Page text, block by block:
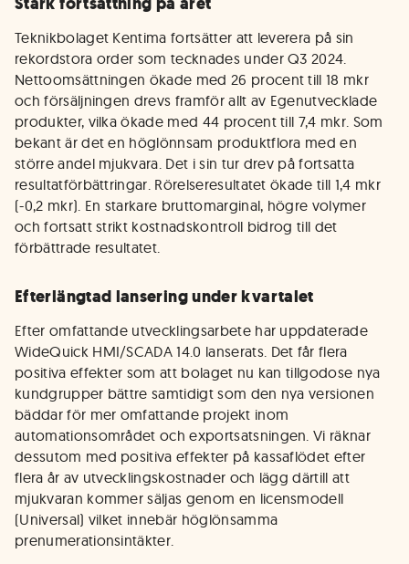
Teknikbolaget Kentima fortsätter att leverera på sin
rekordstora order som tecknades under Q3 2024.
Nettoomsättningen ökade med 26 procent till 18 mkr
och försäljningen drevs framför allt av Egenutvecklade
produkter, vilka ökade med 44 procent till 7,4 mkr. Som
bekant är det en höglönnsam produktflora med en
större andel mjukvara. Det i sin tur drev på fortsatta
resultatförbättringar. Rörelseresultatet ökade till 1,4 mkr
(-0,2 mkr). En starkare bruttomarginal, högre volymer
och fortsatt strikt kostnadskontroll bidrog till det
förbättrade resultatet.
Efterlängtad lansering under kvartalet
Efter omfattande utvecklingsarbete har uppdaterade
WideQuick HMI/SCADA 14.0 lanserats. Det får flera
positiva effekter som att bolaget nu kan tillgodose nya
kundgrupper bättre samtidigt som den nya versionen
bäddar för mer omfattande projekt inom
automationsområdet och exportsatsningen. Vi räknar
dessutom med positiva effekter på kassaflödet efter
flera år av utvecklingskostnader och lägg därtill att
mjukvaran kommer säljas genom en licensmodell
(Universal) vilket innebär höglönsamma
prenumerationsintäkter.